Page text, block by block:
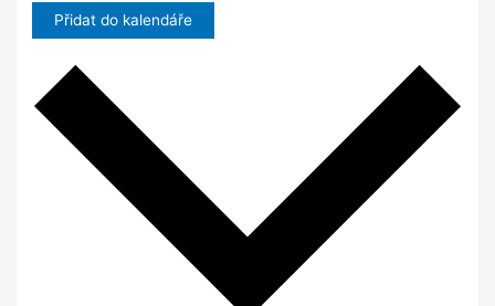
Přidat do kalendáře